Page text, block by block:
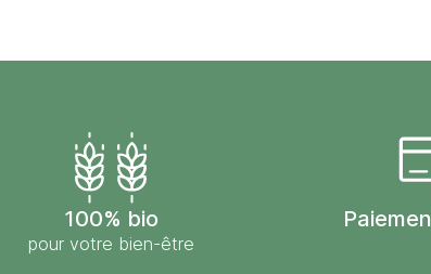
100% bio
pour votre bien-être